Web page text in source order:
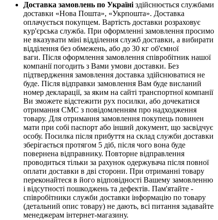
Доставка замовлень по Україніздійснюється службами
доставки «Нова Пошта», «Укрпошта». Доставка
оплачується покупцем. Вартість доставки розраховує
кур'єрська служба. При оформленні замовлення просимо
не вказувати міні відділення служб доставки, а вибирати
відділення без обмежень, або до 30 кг об'ємної
ваги. Після оформлення замовлення співробітник нашої
компанії погодить з Вами умови доставки. Без
підтвердження замовлення доставка здійснюватися не
буде. Після відправки замовлення Вам буде висланий
номер декларації, за яким на сайті транспортної компанії
Ви зможете відстежити рух посилки, або дочекатися
отримання СМС з повідомленням про надходження
товару. Для отримання замовлення покупець повинен
мати при собі паспорт або інший документ, що засвідчує
особу. Посилка після прибуття на склад служби доставки
зберігається протягом 5 діб, після чого вона буде
повернена відправнику. Повторне відправлення
проводиться тільки за рахунок одержувача після повної
оплати доставки в дві сторони. При отриманні товару
переконайтеся в його відповідності Вашему замовленню
і відсутності пошкоджень та дефектів. Пам'ятайте -
співробітники служби доставки інформацію по товару
(детальний опис товару) не дають, всі питання задавайте
менеджерам інтернет-магазину.